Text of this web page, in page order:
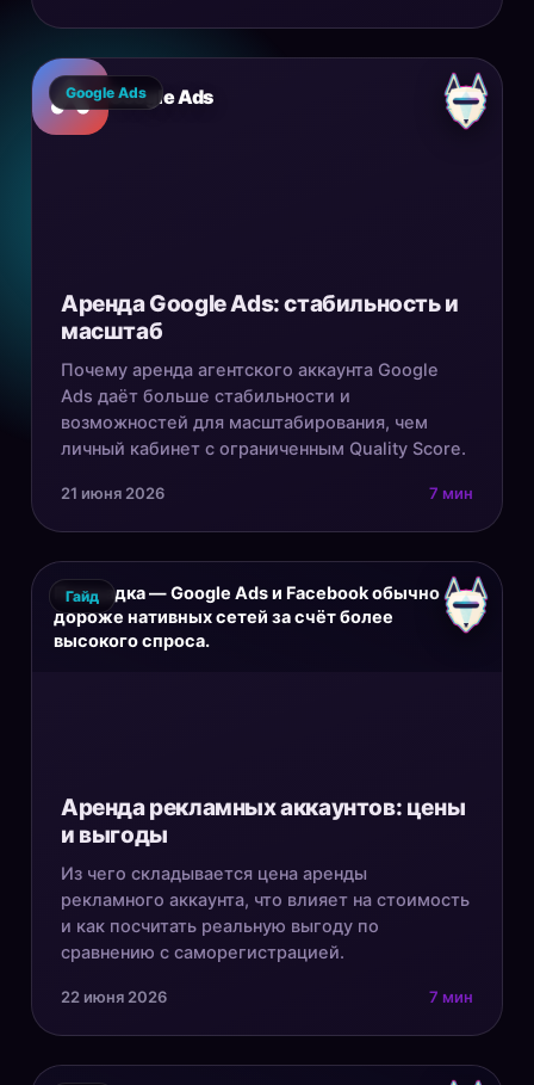
Google Ads
Google Ads
Аренда Google Ads: стабильность и
масштаб
Почему аренда агентского аккаунта Google
Ads даёт больше стабильности и
возможностей для масштабирования, чем
личный кабинет с ограниченным Quality Score.
21 июня 2026 7 мин
Площадка — Google Ads и Facebook обычно
дороже нативных сетей за счёт более
высокого спроса.
Гайд
Аренда рекламных аккаунтов: цены
и выгоды
Из чего складывается цена аренды
рекламного аккаунта, что влияет на стоимость
и как посчитать реальную выгоду по
сравнению с саморегистрацией.
22 июня 2026 7 мин